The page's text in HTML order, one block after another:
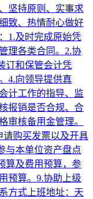
坚持原则、实事求
致、热情耐心做好
1.及时完成原始凭
理各类合同。2.协
订和保管会计凭
4.向领导提供真
计工作的指导、监
报销是否合规、合
审核备用金管理。
请购买发票以及开具
与本单位资产盘点
算及费用预算，参
预算。9.协助上级
方式上班地址：天